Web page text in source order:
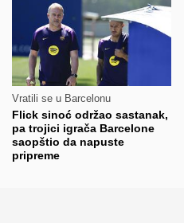
Vratili se u Barcelonu
Flick sinoć održao sastanak,
pa trojici igrača Barcelone
saopštio da napuste
pripreme